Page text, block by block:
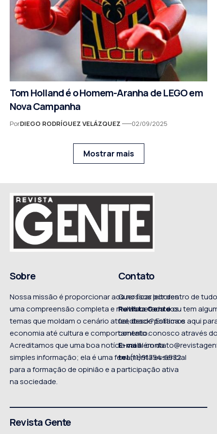
Tom Holland é o Homem-Aranha de LEGO em
Nova Campanha
PorDIEGO RODRÍGUEZ VELÁZQUEZ 02/09/2025
Mostrar mais
Sobre
Nossa missão é proporcionar aos nossos leitores
uma compreensão completa e multifacetada dos
temas que moldam o cenário atual, desde política e
economia até cultura e comportamento.
Acreditamos que uma boa notícia vai além da
simples informação; ela é uma ferramenta essencial
para a formação de opinião e a participação ativa
na sociedade.
Contato
Quer ficar por dentro de
Revista Genteou tem
feedback? Estamos aqui
contato conosco através
E-mail:
tel.(11)91754-6532
Revista Gente